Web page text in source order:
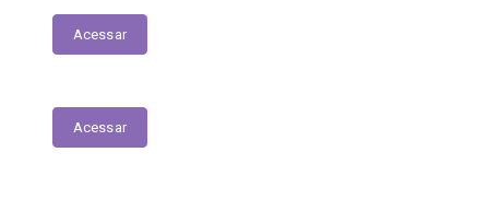
Acessar
Acessar